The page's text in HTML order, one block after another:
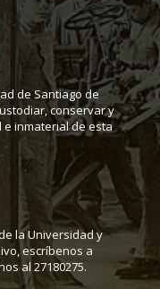
de Santiago de
conservar y
inmaterial de esta
la Universidad y
escríbenos a
al 27180275.